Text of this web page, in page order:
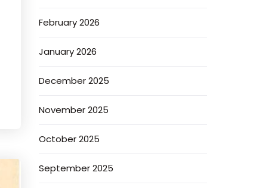
February 2026
January 2026
December 2025
November 2025
October 2025
September 2025